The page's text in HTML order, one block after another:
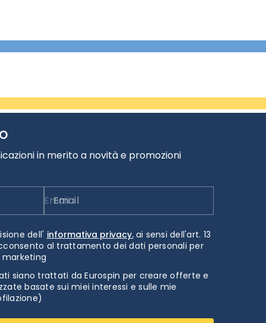
in merito a novità e promozioni
Email
dell' informativa privacy.ai sensi dell'art. 13
al trattamento dei dati personali per
siano trattati da Eurospin per creare offerte e
basate sui miei interessi e sulle mie